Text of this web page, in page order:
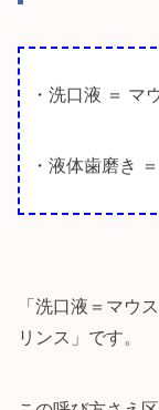
・洗口液 ＝ マ
・液体歯磨き
「洗口液＝マウ
リンス」です。